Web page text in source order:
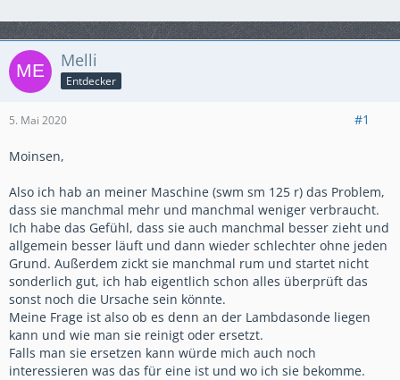
Melli
Entdecker
5. Mai 2020 #1
Moinsen,
Also ich hab an meiner Maschine (swm sm 125 r) das Problem,
dass sie manchmal mehr und manchmal weniger verbraucht.
Ich habe das Gefühl, dass sie auch manchmal besser zieht und
allgemein besser läuft und dann wieder schlechter ohne jeden
Grund. Außerdem zickt sie manchmal rum und startet nicht
sonderlich gut, ich hab eigentlich schon alles überprüft das
sonst noch die Ursache sein könnte.
Meine Frage ist also ob es denn an der Lambdasonde liegen
kann und wie man sie reinigt oder ersetzt.
Falls man sie ersetzen kann würde mich auch noch
interessieren was das für eine ist und wo ich sie bekomme.